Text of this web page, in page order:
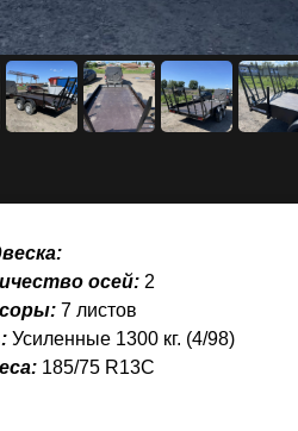
осей: 2
7 листов
Усиленные 1300 кг. (4/98)
185/75 R13С